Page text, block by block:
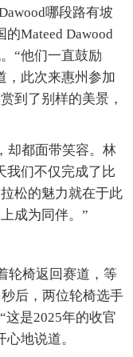
哪段路有坡
Mateed Dawood
“他们一直鼓励
，此次来惠州参加
到了别样的美景，
都面带笑容。林
我们不仅完成了比
松的魅力就在于此
成为同伴。”
椅返回赛道，等
后，两位轮椅选手
这是2025年的收官
心地说道。